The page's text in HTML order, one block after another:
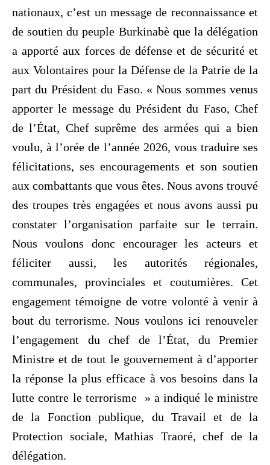
nationaux, c’est un message de reconnaissance et
de soutien du peuple Burkinabè que la délégation
a apporté aux forces de défense et de sécurité et
aux Volontaires pour la Défense de la Patrie de la
part du Président du Faso. « Nous sommes venus
apporter le message du Président du Faso, Chef
de l’État, Chef suprême des armées qui a bien
voulu, à l’orée de l’année 2026, vous traduire ses
félicitations, ses encouragements et son soutien
aux combattants que vous êtes. Nous avons trouvé
des troupes très engagées et nous avons aussi pu
constater l’organisation parfaite sur le terrain.
Nous voulons donc encourager les acteurs et
féliciter aussi, les autorités régionales,
communales, provinciales et coutumières. Cet
engagement témoigne de votre volonté à venir à
bout du terrorisme. Nous voulons ici renouveler
l’engagement du chef de l’État, du Premier
Ministre et de tout le gouvernement à d’apporter
la réponse la plus efficace à vos besoins dans la
lutte contre le terrorisme » a indiqué le ministre
de la Fonction publique, du Travail et de la
Protection sociale, Mathias Traoré, chef de la
délégation.